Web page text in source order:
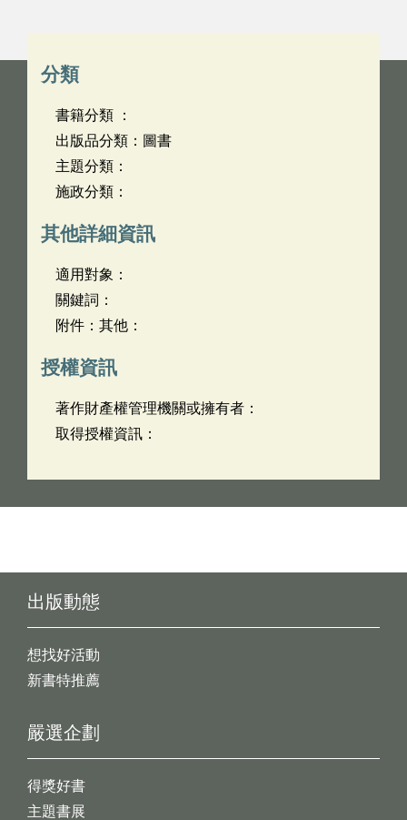
分類
書籍分類 ：
出版品分類：圖書
主題分類：
施政分類：
其他詳細資訊
適用對象：
關鍵詞：
附件：其他：
授權資訊
著作財產權管理機關或擁有者：
取得授權資訊：
出版動態
想找好活動
新書特推薦
嚴選企劃
得獎好書
主題書展